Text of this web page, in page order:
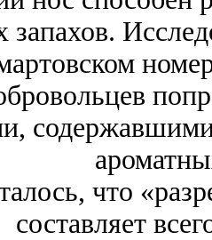
запахов.
что
составляет